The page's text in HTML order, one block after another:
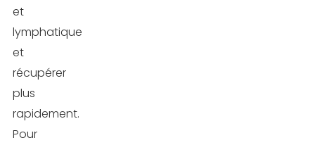
et
lymphatique
et
récupérer
plus
rapidement.
Pour